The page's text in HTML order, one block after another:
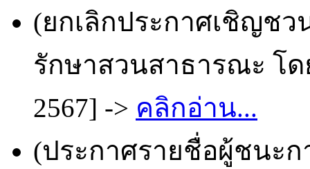
(ยกเลิกประกาศเชิญชว
รักษาสวนสาธารณะ โด
2567] -> คลิกอ่าน...
(ประกาศรายชื่อผู้ชนะก